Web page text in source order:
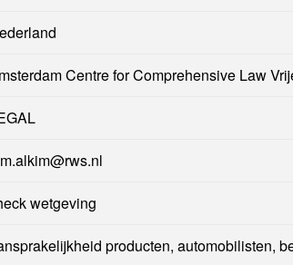
Centre for Comprehensive Law
wetgeving
producten, automobilisten,